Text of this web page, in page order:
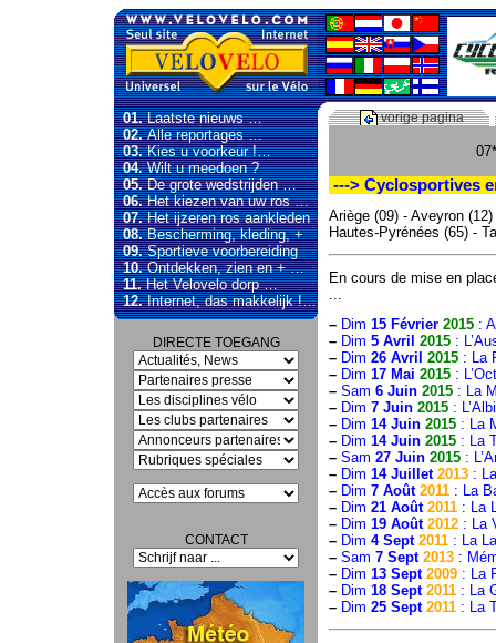
01.Laatste nieuws …
02.Alle reportages …
03.Kies u voorkeur !…
04.Wilt u meedoen ?
05.De grote wedstrijden …
06.Het kiezen van uw ros …
07.Het ijzeren ros aankleden
08.Bescherming, kleding, +
09.Sportieve voorbereiding
10.Ontdekken, zien en + …
11.Het Velovelo dorp …
12.Internet, das makkelijk !…
DIRECTE TOEGANG
CONTACT
vorige pagina
---> Cyclosportives
Ariège (09) - Aveyron
Hautes-Pyrénées (65) -
En cours de mise en
...
– Dim 15 Février 2015 :
– Dim 5 Avril 2015 :
– Dim 26 Avril 2015 : La
– Dim 17 Mai 2015 :
– Sam 6 Juin 2015 : La
– Dim 7 Juin 2015 :
– Dim 14 Juin 2015 : La
– Dim 14 Juin 2015 : La
– Sam 27 Juin 2015 :
– Dim 14 Juillet 2013 :
– Dim 7 Août 2011 : La
– Dim 21 Août 2011 : La
– Dim 19 Août 2012 : La
– Dim 4 Sept 2011 : La
– Sam 7 Sept 2013 :
– Dim 13 Sept 2009 : La
– Dim 18 Sept 2011 : La
– Dim 25 Sept 2011 : La